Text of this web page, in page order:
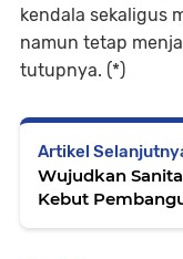
kendala sekaligus
namun tetap
tutupnya. (*)
Artikel
Wujudkan
Kebut